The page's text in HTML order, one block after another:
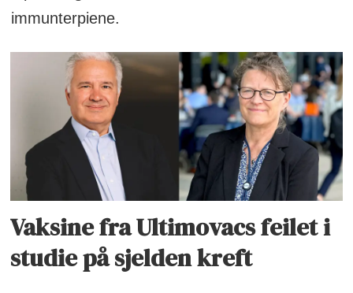
immunterpiene.
Vaksine fra Ultimovacs feilet i
studie på sjelden kreft